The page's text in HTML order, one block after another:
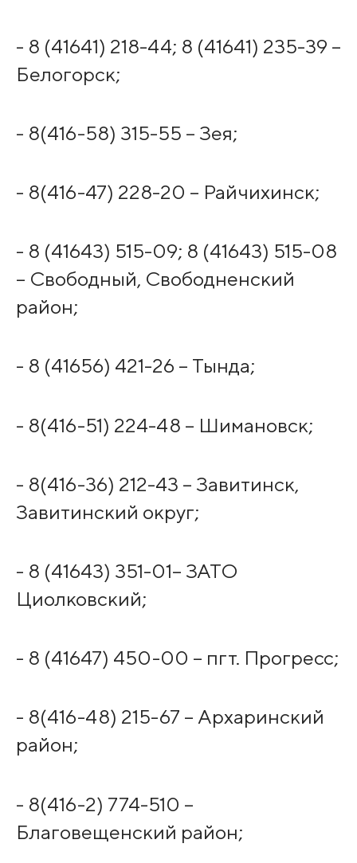
- 8 (41641) 218-44; 8 (41641) 235-39 –
Белогорск;
- 8(416-58) 315-55 – Зея;
- 8(416-47) 228-20 – Райчихинск;
- 8 (41643) 515-09; 8 (41643) 515-08
– Свободный, Свободненский
район;
- 8 (41656) 421-26 – Тында;
- 8(416-51) 224-48 – Шимановск;
- 8(416-36) 212-43 – Завитинск,
Завитинский округ;
- 8 (41643) 351-01– ЗАТО
Циолковский;
- 8 (41647) 450-00 – пгт. Прогресс;
- 8(416-48) 215-67 – Архаринский
район;
- 8(416-2) 774-510 –
Благовещенский район;